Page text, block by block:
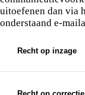
uitoefenen dan via
onderstaand e-
Recht op inzage